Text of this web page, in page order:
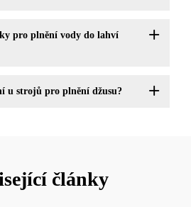
pro plnění vody do lahví
u strojů pro plnění džusu?
články